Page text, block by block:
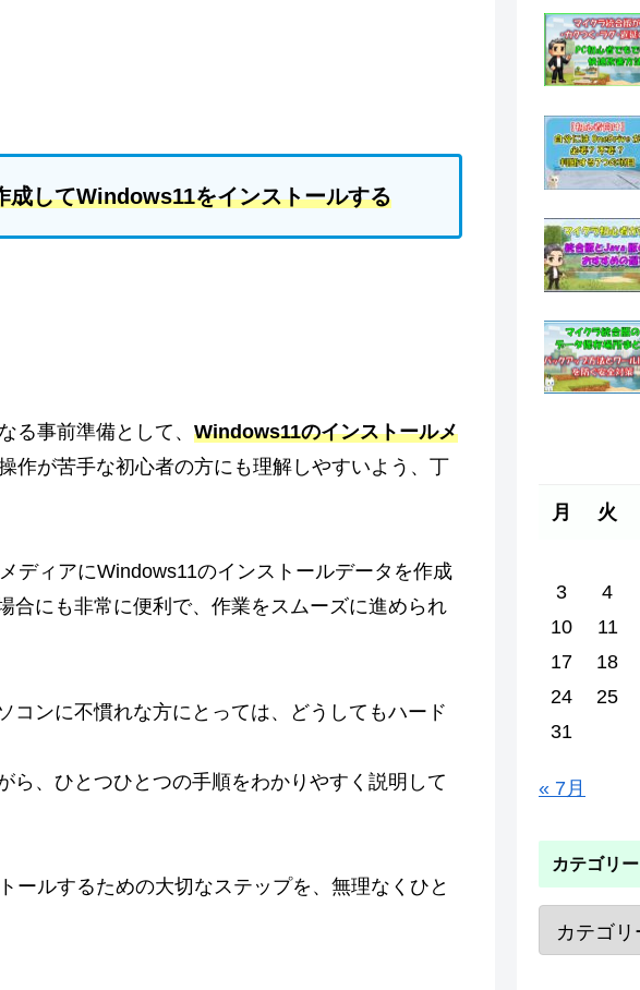
成してWindows11をインストールする
る事前準備として、 Windows11のインストールメ
作が苦手な初心者の方にも理解しやすいよう、丁
ディアにWindows11のインストールデータを作成
合にも非常に便利で、作業をスムーズに進められ
コンに不慣れな方にとっては、どうしてもハード
ら、ひとつひとつの手順をわかりやすく説明して
ールするための大切なステップを、無理なくひと
月 火
3
4
10
11
17
18
24
25
31
« 7月
カテゴリー